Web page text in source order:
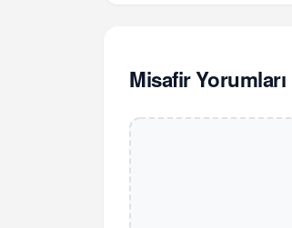
Misafir Yorumları